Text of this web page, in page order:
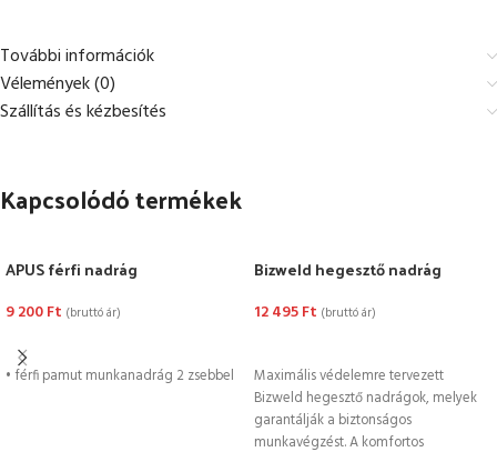
További információk
Vélemények (0)
Szállítás és kézbesítés
Kapcsolódó termékek
APUS férfi nadrág
9 200Ft (bruttó ár)
• férfi pamut munkanadrág 2 zsebbel
Bizweld hegesztő nadrág
12 495Ft (bruttó ár)
Maximális védelemre tervezett
Bizweld hegesztő nadrágok, melyek
garantálják a biztonságos
munkavégzést. A komfortos